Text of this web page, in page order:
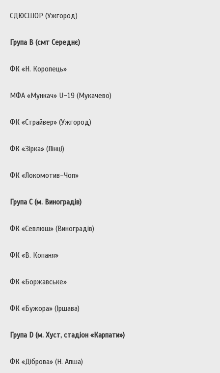
СДЮСШОР (Ужгород)
Група B (смт Середнє)
ФК «Н. Коропець»
МФА «Мункач» U-19 (Мукачево)
ФК «Страйвер» (Ужгород)
ФК «Зірка» (Лінці)
ФК «Локомотив-Чоп»
Група С (м. Виноградів)
ФК «Севлюш» (Виноградів)
ФК «В. Копаня»
ФК «Боржавське»
ФК «Бужора» (Іршава)
Група D (м. Хуст, стадіон «Карпати»)
ФК «Діброва» (Н. Апша)